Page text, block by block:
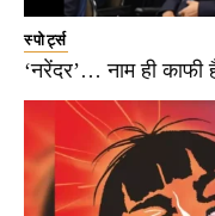
स्पोर्ट्स
‘नरेंदर’… नाम ही काफी